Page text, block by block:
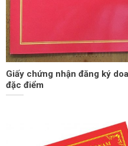
Giấy chứng nhận đăng ký
đặc điểm